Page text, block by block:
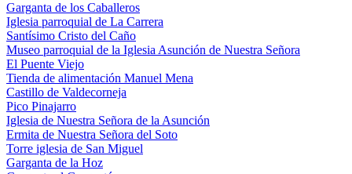
Garganta de los Caballeros
Iglesia parroquial de La Carrera
Santísimo Cristo del Caño
Museo parroquial de la Iglesia Asunción de Nuestra Señora
El Puente Viejo
Tienda de alimentación Manuel Mena
Castillo de Valdecorneja
Pico Pinajarro
Iglesia de Nuestra Señora de la Asunción
Ermita de Nuestra Señora del Soto
Torre iglesia de San Miguel
Garganta de la Hoz